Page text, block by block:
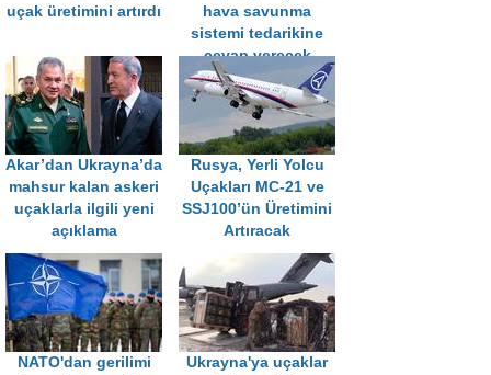
uçak üretimini artırdı
hava savunma
sistemi tedarikine
cevap verecek
Akar’dan Ukrayna’da
mahsur kalan askeri
uçaklarla ilgili yeni
açıklama
Rusya, Yerli Yolcu
Uçakları MC-21 ve
SSJ100’ün Üretimini
Artıracak
NATO'dan gerilimi
Ukrayna'ya uçaklar